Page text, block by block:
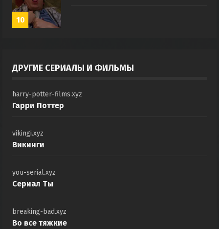
10
ДРУГИЕ СЕРИАЛЫ И ФИЛЬМЫ
harry-potter-films.xyz
Гарри Поттер
vikingi.xyz
Викинги
you-serial.xyz
Сериал Ты
breaking-bad.xyz
Во все тяжкие